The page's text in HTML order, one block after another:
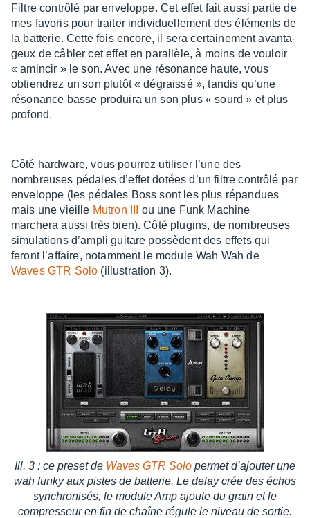
Filtre contrôlé par enve­loppe. Cet effet fait aussi partie de
mes favo­ris pour trai­ter indi­vi­duel­le­ment des éléments de
la batte­rie. Cette fois encore, il sera certai­ne­ment avan­ta­
geux de câbler cet effet en paral­lèle, à moins de vouloir
« amin­cir » le son. Avec une réso­nance haute, vous
obtien­drez un son plutôt « dégraissé », tandis qu’une
réso­nance basse produira un son plus « sourd » et plus
profond.
Côté hard­ware, vous pour­rez utili­ser l’une des
nombreuses pédales d’ef­fet dotées d’un filtre contrôlé par
enve­loppe (les pédales Boss sont les plus répan­dues
mais une vieille Mutron III
ou une Funk Machine
marchera aussi très bien). Côté plugins, de nombreuses
simu­la­tions d’am­pli guitare possèdent des effets qui
feront l’af­faire, notam­ment le module Wah Wah de
Waves GTR Solo (illus­tra­tion 3).
Ill. 3 : ce preset de Waves GTR Solo permet d’ajou­ter une
wah funky aux pistes de batte­rie. Le delay crée des échos
synchro­ni­sés, le module Amp ajoute du grain et le
compres­seur en fin de chaîne régule le niveau de sortie.